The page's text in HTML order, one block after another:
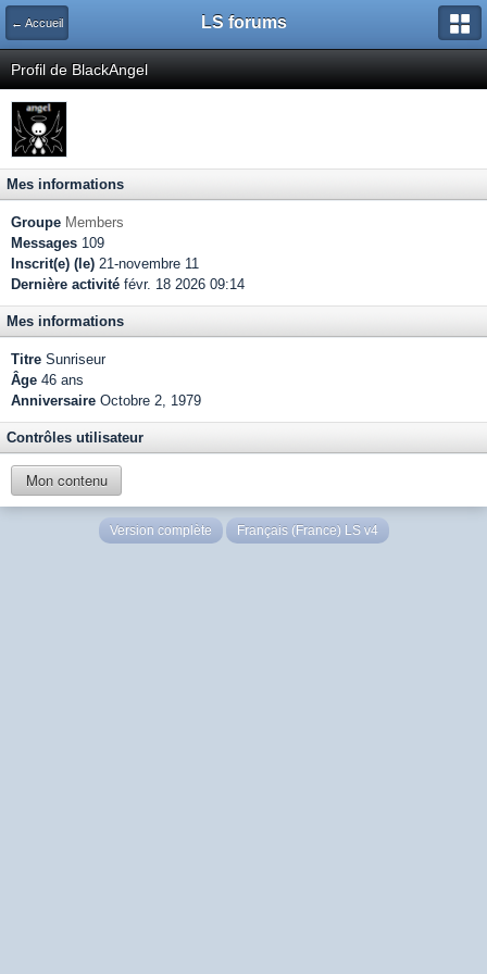
← Accueil LS forums
Profil de BlackAngel
Mes informations
Groupe Members
Messages 109
Inscrit(e) (le) 21-novembre 11
Dernière activité févr. 18 2026 09:14
Mes informations
Titre Sunriseur
Âge 46 ans
Anniversaire Octobre 2, 1979
Contrôles utilisateur
Mon contenu
Version complète Français (France) LS v4